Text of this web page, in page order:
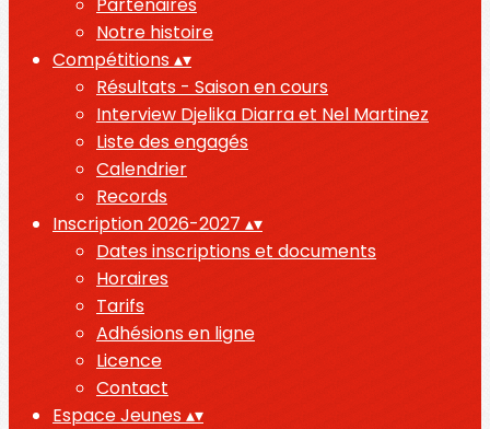
Notre histoire
Compétitions▴▾
Résultats - Saison en cours
Interview Djelika Diarra et Nel Martinez
Liste des engagés
Calendrier
Records
Inscription 2026-2027 ▴▾
Dates inscriptions et documents
Horaires
Tarifs
Adhésions en ligne
Licence
Contact
Espace Jeunes▴▾